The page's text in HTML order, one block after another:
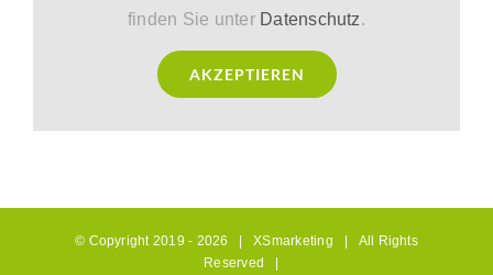
finden Sie unter Datenschutz.
AKZEPTIEREN
© Copyright 2019 - 2026 |XSmarketing | All Rights
Reserved |